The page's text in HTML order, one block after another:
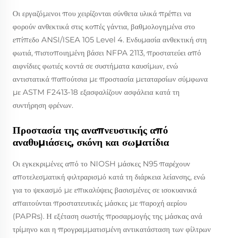
Οι εργαζόμενοι που χειρίζονται σύνθετα υλικά πρέπει να
φορούν ανθεκτικά στις κοπές γάντια, βαθμολογημένα στο
επίπεδο ANSI/ISEA 105 Level 4. Ενδυμασία ανθεκτική στη
φωτιά, πιστοποιημένη βάσει NFPA 2113, προστατεύει από
αιφνίδιες φωτιές κοντά σε συστήματα καυσίμων, ενώ
αντιστατικά παπούτσια με προστασία μεταταρσίων σύμφωνα
με ASTM F2413-18 εξασφαλίζουν ασφάλεια κατά τη
συντήρηση φρένων.
Προστασία της αναπνευστικής από
αναθυμιάσεις, σκόνη και σωματίδια
Οι εγκεκριμένες από το NIOSH μάσκες N95 παρέχουν
αποτελεσματική φιλτραρισμό κατά τη διάρκεια λείανσης, ενώ
για το ψεκασμό με επικαλύψεις βασισμένες σε ισοκυανικά
απαιτούνται προστατευτικές μάσκες με παροχή αερίου
(PAPRs). Η εξέταση σωστής προσαρμογής της μάσκας ανά
τρίμηνο και η προγραμματισμένη αντικατάσταση των φίλτρων